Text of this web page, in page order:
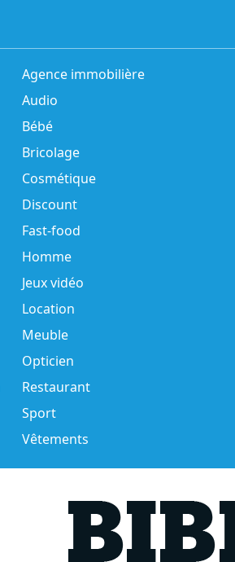
Agence immobilière
Audio
Bébé
Bricolage
Cosmétique
Discount
Fast-food
Homme
Jeux vidéo
Location
Meuble
Opticien
Restaurant
Sport
Vêtements